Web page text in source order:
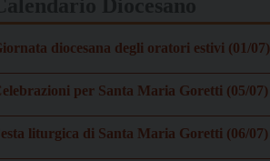
diocesana degli oratori estivi (01/07)
per Santa Maria Goretti (05/07)
liturgica di Santa Maria Goretti (06/07)